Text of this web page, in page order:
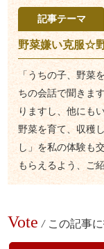
記事テーマ
野菜嫌い克服☆
「うちの子、野菜
ちの会話で聞きま
りますし、他にも
野菜を育て、収穫
し」を私の体験も
もらえるよう、ご
Vote / この記事